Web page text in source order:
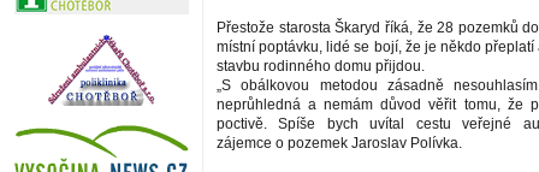
Přestože starosta Škaryd říká, že 28 pozemků
místní poptávku, lidé se bojí, že je někdo přeplatí
stavbu rodinného domu přijdou.
„S obálkovou metodou zásadně
neprůhledná a nemám důvod věřit tomu, že
poctivě. Spíše bych uvítal cestu veřejné
zájemce o pozemek Jaroslav Polívka.